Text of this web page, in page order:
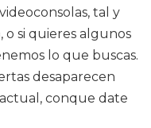
tal y
o si quieres algunos
lo que buscas.
desaparecen
conque date